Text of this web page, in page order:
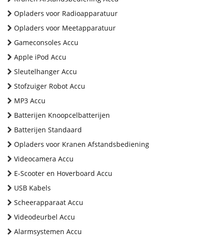
Opladers voor Radioapparatuur
Opladers voor Meetapparatuur
Gameconsoles Accu
Apple iPod Accu
Sleutelhanger Accu
Stofzuiger Robot Accu
MP3 Accu
Batterijen Knoopcelbatterijen
Batterijen Standaard
Opladers voor Kranen Afstandsbediening
Videocamera Accu
E-Scooter en Hoverboard Accu
USB Kabels
Scheerapparaat Accu
Videodeurbel Accu
Alarmsystemen Accu